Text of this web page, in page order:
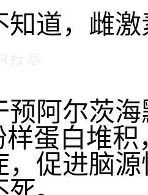
知道，雌
预阿尔茨
样蛋白堆
，促进脑